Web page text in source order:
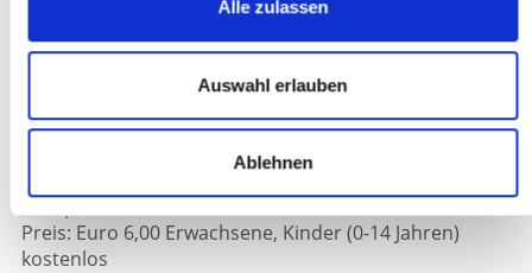
Alle zulassen
Auswahl erlauben
Ablehnen
Treffpunkt: 10.00 Uhr Tourismusbüro Kastelbell
Preis: Euro 6,00 Erwachsene, Kinder (0-14 Jahren)
Jeden Donnerstag, vom 16. April bis 28. Mai 2026
Treffpunkt: 14.00 Uhr Tourismusbüro Kastelbell
Preis: Euro 6,00 Erwachsene, Kinder (0-14 Jahren)
kostenlos